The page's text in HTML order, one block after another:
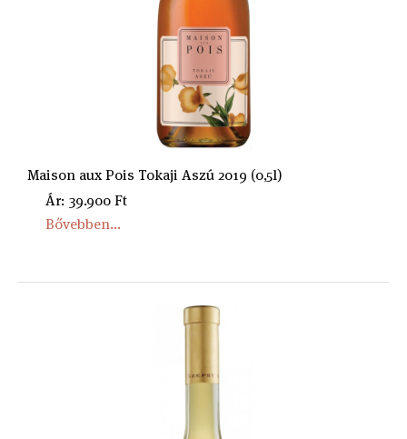
Maison aux Pois Tokaji Aszú 2019 (0,5l)
Ár: 39.900 Ft
Bővebben...